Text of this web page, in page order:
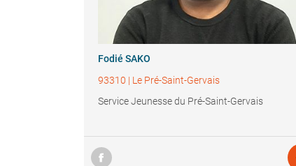
Fodié SAKO
93310 | Le Pré-Saint-Gervais
Service Jeunesse du Pré-Saint-Gervais